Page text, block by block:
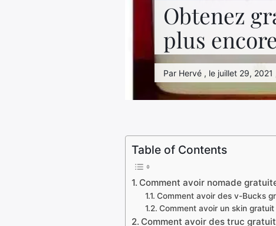
Obtenez
plus
Par Hervé , le juillet 29,
Table of Contents
Comment avoir nomade
Comment avoir des v-Bucks
Comment avoir un skin
Comment avoir des truc